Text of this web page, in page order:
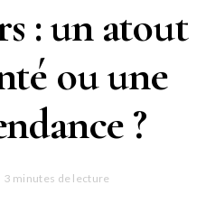
: un atout
ou une
?
3 minutes de lecture